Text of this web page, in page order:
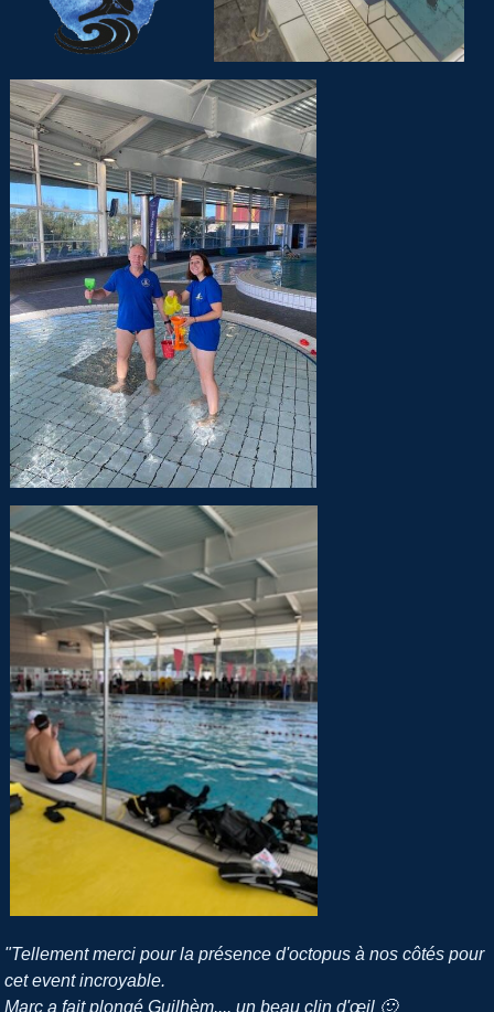
"Tellement merci pour la présence d'octopus à nos côtés pour
cet event incroyable.
Marc a fait plongé Guilhèm.... un beau clin d'œil 🙂